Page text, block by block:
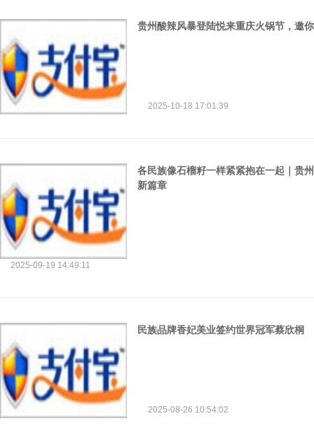
贵州酸辣风暴登陆悦来重庆火锅节，邀
2025-10-18 17:01:39
各民族像石榴籽一样紧紧抱在一起｜贵
新篇章
2025-09-19 14:49:11
民族品牌香妃美业签约世界冠军蔡欣桐
2025-08-26 10:54:02